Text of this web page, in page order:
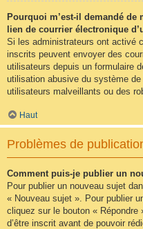
Pourquoi m’est-il demandé
lien de courrier électronique
Si les administrateurs ont activé
inscrits peuvent envoyer des
utilisateurs depuis un formulaire
utilisation abusive du système
utilisateurs malveillants ou des
Haut
Problèmes de
Comment puis-je publier un
Pour publier un nouveau sujet
« Nouveau sujet ». Pour publier
cliquez sur le bouton «
d’être inscrit avant de pouvoir